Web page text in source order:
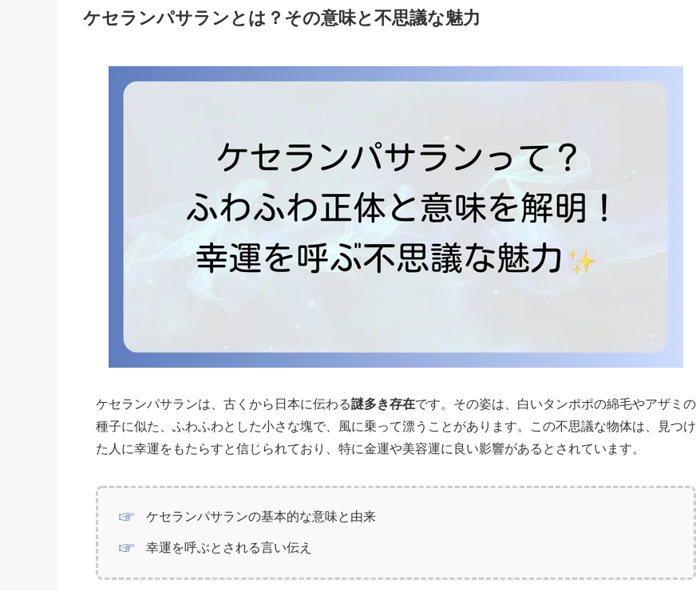
ケセランパサランとは？その意味と不思議な魅力
ケセランパサランは、古くから日本に伝わる謎多き存在です。その姿は、白いタンポポの綿毛やアザミの
種子に似た、ふわふわとした小さな塊で、風に乗って漂うことがあります。この不思議な物体は、見つけ
た人に幸運をもたらすと信じられており、特に金運や美容運に良い影響があるとされています。
ケセランパサランの基本的な意味と由来
幸運を呼ぶとされる言い伝え